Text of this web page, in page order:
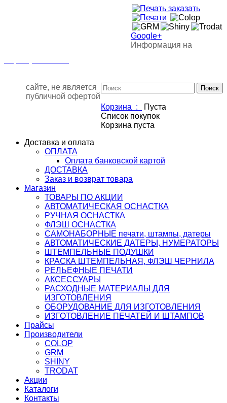
Корзина :
Пуста
Список покупок
Корзина пуста
Доставка и оплата
ОПЛАТА
Оплата банковской картой
ДОСТАВКА
Заказ и возврат товара
Магазин
ТОВАРЫ ПО АКЦИИ
АВТОМАТИЧЕСКАЯ ОСНАСТКА
РУЧНАЯ ОСНАСТКА
ФЛЭШ ОСНАСТКА
САМОНАБОРНЫЕ печати, штампы, датеры
АВТОМАТИЧЕСКИЕ ДАТЕРЫ, НУМЕРАТОРЫ
ШТЕМПЕЛЬНЫЕ ПОДУШКИ
КРАСКА ШТЕМПЕЛЬНАЯ, ФЛЭШ ЧЕРНИЛА
РЕЛЬЕФНЫЕ ПЕЧАТИ
АКСЕССУАРЫ
РАСХОДНЫЕ МАТЕРИАЛЫ ДЛЯ
ИЗГОТОВЛЕНИЯ
ОБОРУДОВАНИЕ ДЛЯ ИЗГОТОВЛЕНИЯ
ИЗГОТОВЛЕНИЕ ПЕЧАТЕЙ И ШТАМПОВ
Прайсы
Производители
COLOP
GRM
SHINY
TRODAT
Акции
Каталоги
Контакты
Google+
Информация на
сайте, не является
публичной офертой